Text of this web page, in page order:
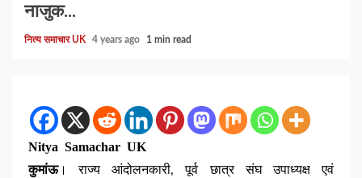
नाजुक…
नित्य समाचार UK 4 years ago 1 min read
Nitya Samachar UK
कुमांऊ। राज्य आंदोलनकारी, पूर्व छात्र संघ उपाध्यक्ष एवं